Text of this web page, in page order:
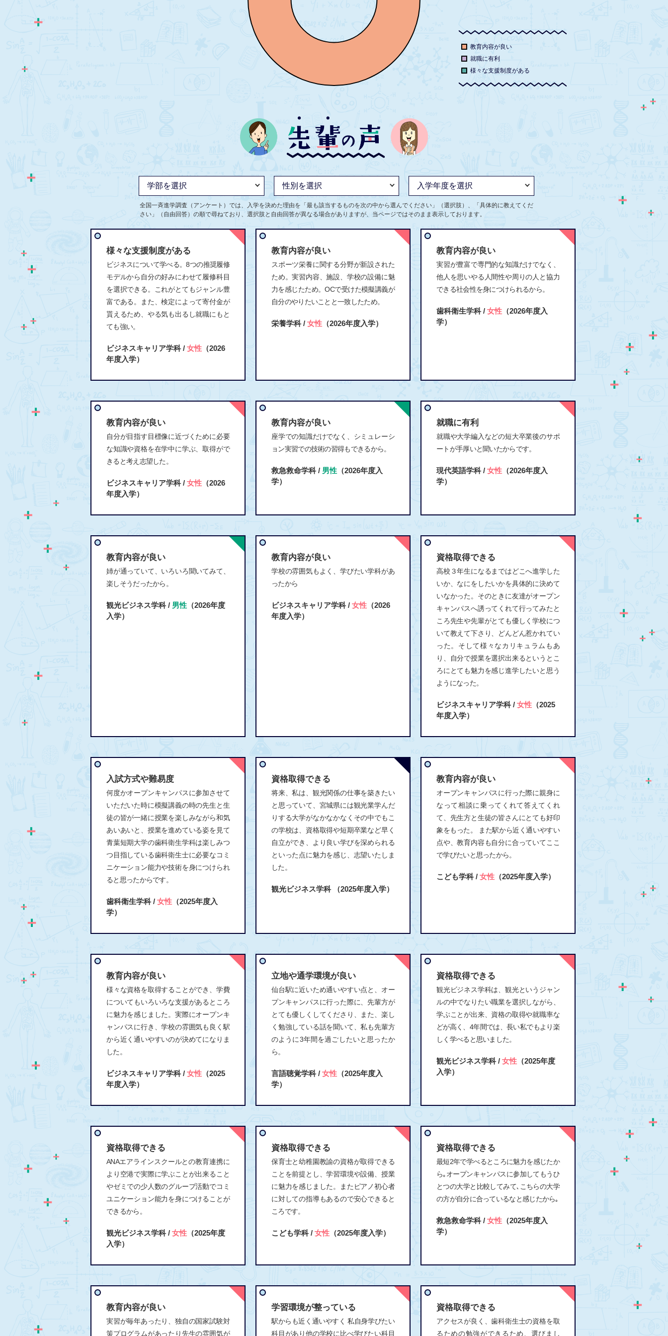
教育内容が良い
就職に有利
様々な支援制度がある
全国一斉進学調査（アンケート）では、入学を決めた理由を「最も該当するものを次の中から選んでください」（選択肢）、「具体的に教えてくだ
さい」（自由回答）の順で尋ねており、選択肢と自由回答が異なる場合がありますが、当ページではそのまま表示しております。
様々な支援制度がある
ビジネスについて学べる。8つの推奨履修
モデルから自分の好みにわせて履修科目
を選択できる。これがとてもジャンル豊
富である。また、検定によって寄付金が
貰えるため、やる気も出るし就職にもと
ても強い。
ビジネスキャリア学科 / 女性 （2026
年度入学）
教育内容が良い
スポーツ栄養に関する分野が新設された
ため。実習内容、施設、学校の設備に魅
力を感じたため。OCで受けた模擬講義が
自分のやりたいことと一致したため。
栄養学科 / 女性 （2026年度入学）
教育内容が良い
実習が豊富で専門的な知識だけでなく、
他人を思いやる人間性や周りの人と協力
できる社会性を身につけられるから。
歯科衛生学科 / 女性 （2026年度入
学）
教育内容が良い
自分が目指す目標像に近づくために必要
な知識や資格を在学中に学ぶ、取得がで
きると考え志望した。
ビジネスキャリア学科 / 女性 （2026
年度入学）
教育内容が良い
座学での知識だけでなく、シミュレーシ
ョン実習での技術の習得もできるから。
救急救命学科 / 男性 （2026年度入
学）
就職に有利
就職や大学編入などの短大卒業後のサポ
ートが手厚いと聞いたからです。
現代英語学科 / 女性 （2026年度入
学）
教育内容が良い
姉が通っていて、いろいろ聞いてみて、
楽しそうだったから。
観光ビジネス学科 / 男性 （2026年度
入学）
教育内容が良い
学校の雰囲気もよく、学びたい学科があ
ったから
ビジネスキャリア学科 / 女性 （2026
年度入学）
資格取得できる
高校３年生になるまではどこへ進学した
いか、なにをしたいかを具体的に決めて
いなかった。そのときに友達がオープン
キャンパスへ誘ってくれて行ってみたと
ころ先生や先輩がとても優しく学校につ
いて教えて下さり、どんどん惹かれてい
った。そして様々なカリキュラムもあ
り、自分で授業を選択出来るというとこ
ろにとても魅力を感じ進学したいと思う
ようになった。
ビジネスキャリア学科 / 女性 （2025
年度入学）
入試方式や難易度
何度かオープンキャンパスに参加させて
いただいた時に模擬講義の時の先生と生
徒の皆が一緒に授業を楽しみながら和気
あいあいと、授業を進めている姿を見て
青葉短期大学の歯科衛生学科は楽しみつ
つ目指している歯科衛生士に必要なコミ
ニケーション能力や技術を身につけられ
ると思ったからです。
歯科衛生学科 / 女性 （2025年度入
学）
資格取得できる
将来、私は、観光関係の仕事を築きたい
と思っていて、宮城県には観光業学んだ
りする大学がなかなかなくその中でもこ
の学校は、資格取得や短期卒業など早く
自立ができ、より良い学びを深められる
といった点に魅力を感じ、志望いたしま
した。
観光ビジネス学科 （2025年度入学）
教育内容が良い
オープンキャンパスに行った際に親身に
なって相談に乗ってくれて答えてくれ
て、先生方と生徒の皆さんにとても好印
象をもった。 また駅から近く通いやすい
点や、教育内容も自分に合っていてここ
で学びたいと思ったから。
こども学科 / 女性 （2025年度入学）
教育内容が良い
様々な資格を取得することができ、学費
についてもいろいろな支援があるところ
に魅力を感じました。実際にオープンキ
ャンパスに行き、学校の雰囲気も良く駅
から近く通いやすいのが決めてになりま
した。
ビジネスキャリア学科 / 女性 （2025
年度入学）
立地や通学環境が良い
仙台駅に近いため通いやすい点と、オー
プンキャンパスに行った際に、先輩方が
とても優しくしてくださり、また、楽し
く勉強している話を聞いて、私も先輩方
のように3年間を過ごしたいと思ったか
ら。
言語聴覚学科 / 女性 （2025年度入
学）
資格取得できる
観光ビジネス学科は、観光というジャン
ルの中でなりたい職業を選択しながら、
学ぶことが出来、資格の取得や就職率な
どが高く、4年間では、長い私でもより楽
しく学べると思いました。
観光ビジネス学科 / 女性 （2025年度
入学）
資格取得できる
ANAエアラインスクールとの教育連携に
より空港で実際に学ぶことが出来ること
やゼミでの少人数のグループ活動でコミ
ユニケーション能力を身につけることが
できるから。
観光ビジネス学科 / 女性 （2025年度
入学）
資格取得できる
保育士と幼稚園教諭の資格が取得できる
ことを前提とし、学習環境や設備、授業
に魅力を感じました。またピアノ初心者
に対しての指導もあるので安心できると
ころです。
こども学科 / 女性 （2025年度入学）
資格取得できる
最短2年で学べるところに魅力を感じたか
ら｡オープンキャンパスに参加してもうひ
とつの大学と比較してみて､こちらの大学
の方が自分に合っているなと感じたから｡
救急救命学科 / 女性 （2025年度入
学）
教育内容が良い
実習が毎年あったり、独自の国家試験対
策プログラムがあったり先生の雰囲気が
学習環境が整っている
駅からも近く通いやすく 私自身学びたい
科目があり他の学校に比べ学びたい科目
資格取得できる
アクセスが良く、歯科衛生士の資格を取
るための勉強ができるため、選びまし